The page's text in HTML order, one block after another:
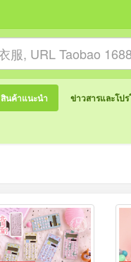
สินค้าแนะนำ ข่าวสารและโป